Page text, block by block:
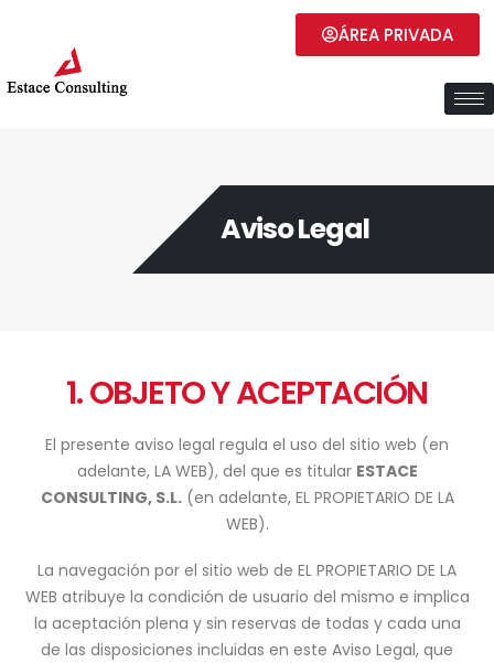
ÁREA PRIVADA
Aviso Legal
1. OBJETO Y ACEPTACIÓN
El presente aviso legal regula el uso del sitio web (en
adelante, LA WEB), del que es titular ESTACE
CONSULTING, S.L.(en adelante, EL PROPIETARIO DE LA
WEB).
La navegación por el sitio web de EL PROPIETARIO DE LA
WEB atribuye la condición de usuario del mismo e implica
la aceptación plena y sin reservas de todas y cada una
de las disposiciones incluidas en este Aviso Legal, que